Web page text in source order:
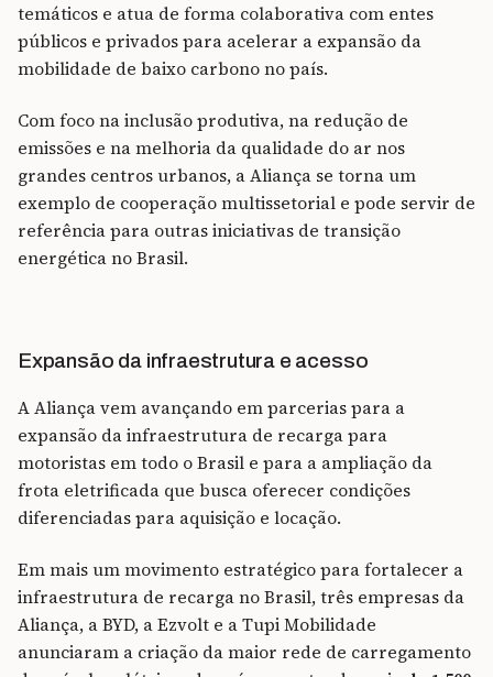
temáticos e atua de forma colaborativa com entes
públicos e privados para acelerar a expansão da
mobilidade de baixo carbono no país.
Com foco na inclusão produtiva, na redução de
emissões e na melhoria da qualidade do ar nos
grandes centros urbanos, a Aliança se torna um
exemplo de cooperação multissetorial e pode servir de
referência para outras iniciativas de transição
energética no Brasil.
Expansão da infraestrutura e acesso
A Aliança vem avançando em parcerias para a
expansão da infraestrutura de recarga para
motoristas em todo o Brasil e para a ampliação da
frota eletrificada que busca oferecer condições
diferenciadas para aquisição e locação.
Em mais um movimento estratégico para fortalecer a
infraestrutura de recarga no Brasil, três empresas da
Aliança, a BYD, a Ezvolt e a Tupi Mobilidade
anunciaram a criação da maior rede de carregamento